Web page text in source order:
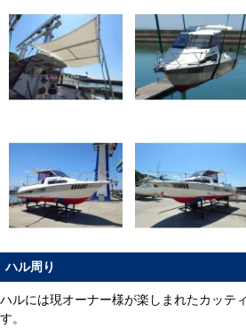
ハル周り
ハルには現オーナー様が楽しまれたカッテ
す。